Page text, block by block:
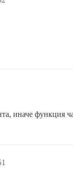
иначе функция